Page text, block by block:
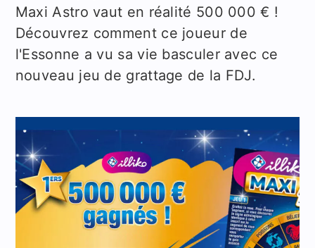
Maxi Astro vaut en réalité 500 000 € !
Découvrez comment ce joueur de
l'Essonne a vu sa vie basculer avec ce
nouveau jeu de grattage de la FDJ.